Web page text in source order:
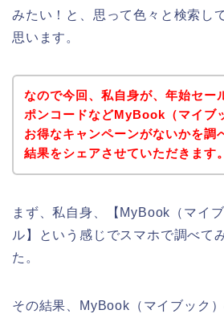
みたい！と、思って色々と検索し
思います。
なので今回、私自身が、年始セー
ポンコードなどMyBook（マイブ
お得なキャンペーンがないかを調
結果をシェアさせていただきます。
まず、私自身、【MyBook（マイ
ル】という感じでスマホで調べて
た。
その結果、MyBook（マイブック